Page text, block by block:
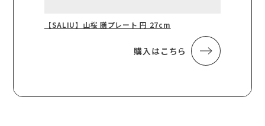
【SALIU】山桜 膳プレート 円 27cm
購入はこちら